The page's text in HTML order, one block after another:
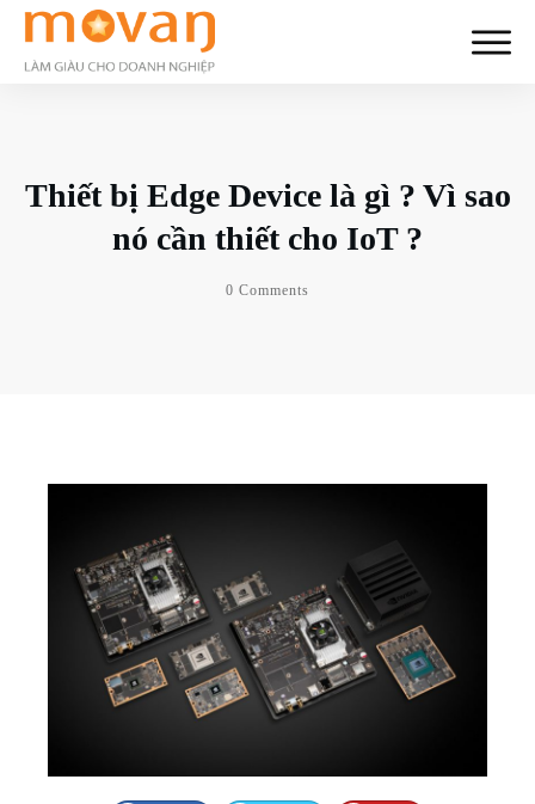
Thiết bị Edge Device là gì ? Vì sao
nó cần thiết cho IoT ?
0 Comments